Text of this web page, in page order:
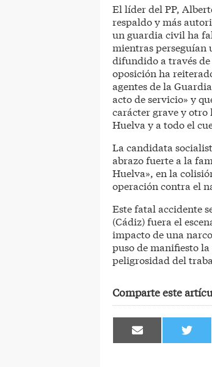
El líder del PP,
respaldo y más
un guardia civil ha
mientras perseguían
difundido a través de
oposición ha
agentes de la
acto de servicio» y
carácter grave y otro
Huelva y a todo el
La candidata
abrazo fuerte a la
Huelva», en la
operación contra el
Este fatal accidente
(Cádiz) fuera el
impacto de una
puso de manifiesto
peligrosidad del
Comparte este
Compartir
en en